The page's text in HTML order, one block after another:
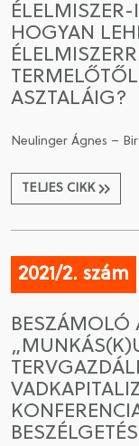
HOGYAN
ASZTALÁIG?
Neulinger Ágnes –
TELJES CIKK
2021/2. szám
BESZÁMOLÓ